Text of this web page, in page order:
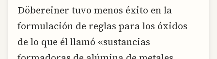
Döbereiner tuvo menos éxito en la
formulación de reglas para los óxidos
de lo que él llamó «sustancias